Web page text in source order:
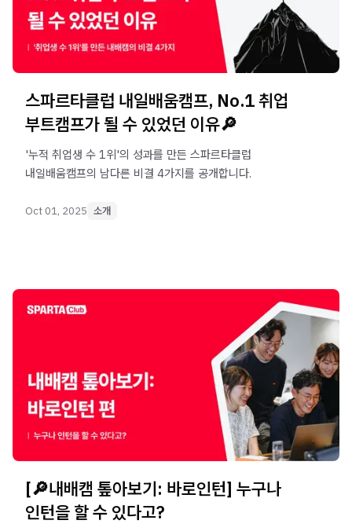
스파르타클럽 내일배움캠프, No.1 취업
부트캠프가 될 수 있었던 이유🔎
'누적 취업생 수 1위'의 성과를 만든 스파르타클럽
내일배움캠프의 남다른 비결 4가지를 공개합니다.
Oct 01, 2025 소개
[🔎내배캠 톺아보기: 바로인턴] 누구나
인턴을 할 수 있다고?